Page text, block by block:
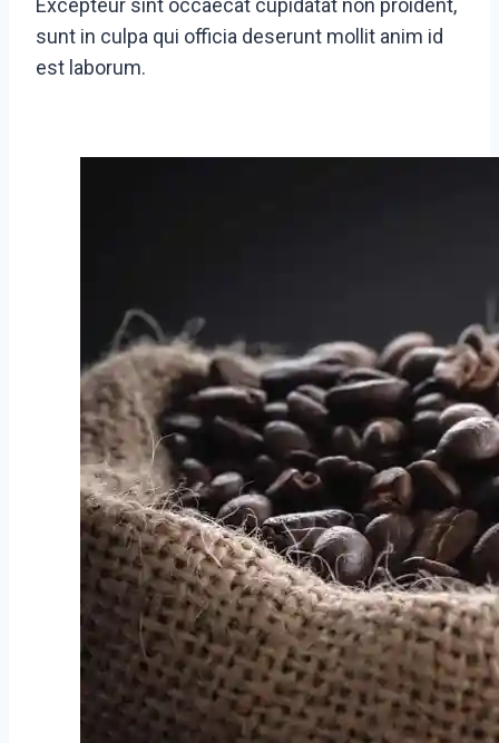
sunt in culpa qui officia deserunt mollit anim id
est laborum.